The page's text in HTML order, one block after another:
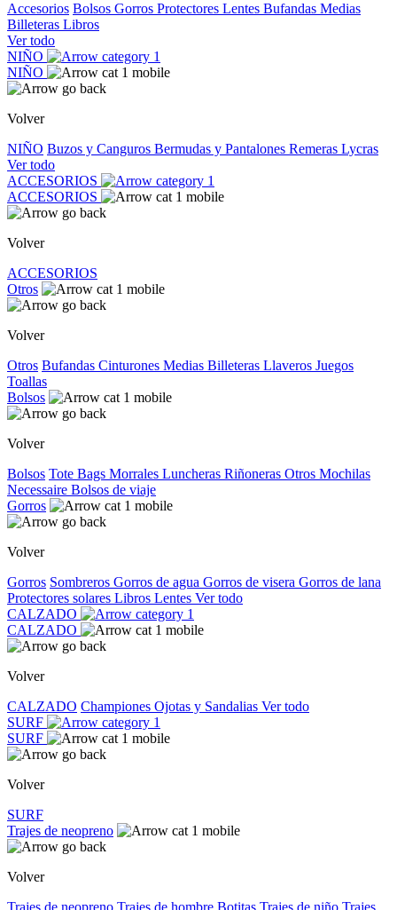
Accesorios Bolsos Gorros Protectores Lentes Bufandas Medias
Billeteras Libros
Ver todo
NIÑO
NIÑO
Volver
NIÑO Buzos y Canguros Bermudas y Pantalones Remeras Lycras
Ver todo
ACCESORIOS
ACCESORIOS
Volver
ACCESORIOS
Otros
Volver
Otros Bufandas Cinturones Medias Billeteras Llaveros Juegos
Toallas
Bolsos
Volver
Bolsos Tote Bags Morrales Luncheras Riñoneras Otros Mochilas
Necessaire Bolsos de viaje
Gorros
Volver
Gorros Sombreros Gorros de agua Gorros de visera Gorros de lana
Protectores solares Libros Lentes Ver todo
CALZADO
CALZADO
Volver
CALZADO Championes Ojotas y Sandalias Ver todo
SURF
SURF
Volver
SURF
Trajes de neopreno
Volver
Trajes de neopreno Trajes de hombre Botitas Trajes de niño Trajes